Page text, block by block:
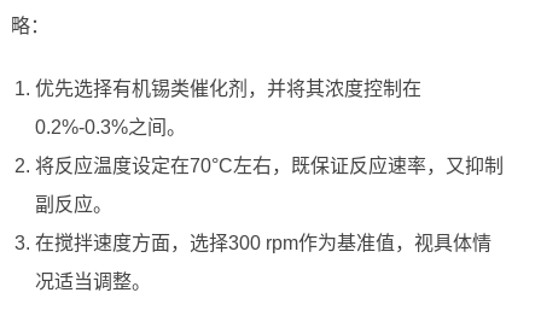
略：
优先选择有机锡类催化剂，并将其浓度控制在
0.2%-0.3%之间。
将反应温度设定在70°C左右，既保证反应速率，又抑制
副反应。
在搅拌速度方面，选择300 rpm作为基准值，视具体情
况适当调整。